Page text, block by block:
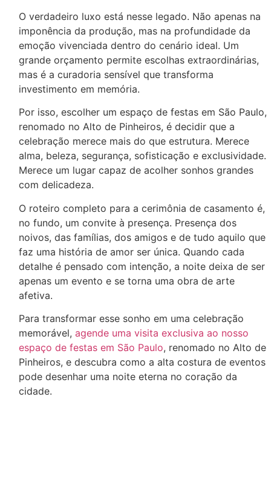
O verdadeiro luxo está nesse legado. Não apenas na
imponência da produção, mas na profundidade da
emoção vivenciada dentro do cenário ideal. Um
grande orçamento permite escolhas extraordinárias,
mas é a curadoria sensível que transforma
investimento em memória.
Por isso, escolher um espaço de festas em São Paulo,
renomado no Alto de Pinheiros, é decidir que a
celebração merece mais do que estrutura. Merece
alma, beleza, segurança, sofisticação e exclusividade.
Merece um lugar capaz de acolher sonhos grandes
com delicadeza.
O roteiro completo para a cerimônia de casamento é,
no fundo, um convite à presença. Presença dos
noivos, das famílias, dos amigos e de tudo aquilo que
faz uma história de amor ser única. Quando cada
detalhe é pensado com intenção, a noite deixa de ser
apenas um evento e se torna uma obra de arte
afetiva.
Para transformar esse sonho em uma celebração
memorável, agende uma visita exclusiva ao nosso
espaço de festas em São Paulo, renomado no Alto de
Pinheiros, e descubra como a alta costura de eventos
pode desenhar uma noite eterna no coração da
cidade.